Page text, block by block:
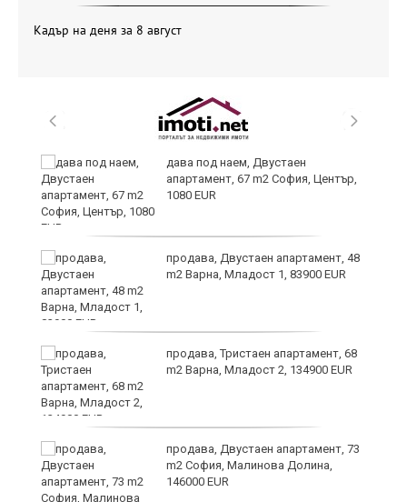
Кадър на деня за 8 август
дава под наем, Двустаен
апартамент, 67 m2 София, Център,
1080 EUR
продава, Двустаен апартамент, 48
m2 Варна, Младост 1, 83900 EUR
продава, Тристаен апартамент, 68
m2 Варна, Младост 2, 134900 EUR
продава, Двустаен апартамент, 73
m2 София, Малинова Долина,
146000 EUR